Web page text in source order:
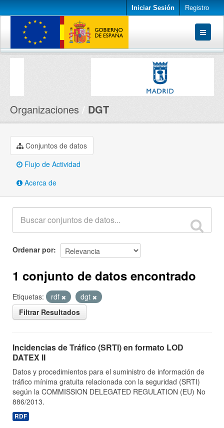
Iniciar Sesión Registro
Conjuntos de datos
Organizaciones DGT
Conjuntos de datos
Flujo de Actividad
Acerca de
Ordenar por
1 conjunto de datos encontrado
Etiquetas: rdf
dgt
Filtrar Resultados
Incidencias de Tráfico (SRTI) en formato LOD
DATEX II
Datos y procedimientos para el suministro de información de
tráfico mínima gratuita relacionada con la seguridad (SRTI)
según la COMMISSION DELEGATED REGULATION (EU) No
886/2013.
RDF